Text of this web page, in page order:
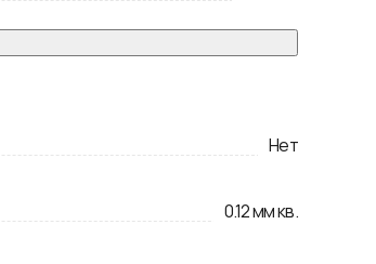
Нет
0.12мм кв.